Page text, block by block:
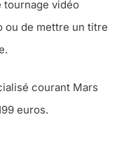
tournage vidéo
ou de mettre un titre
courant Mars
euros.